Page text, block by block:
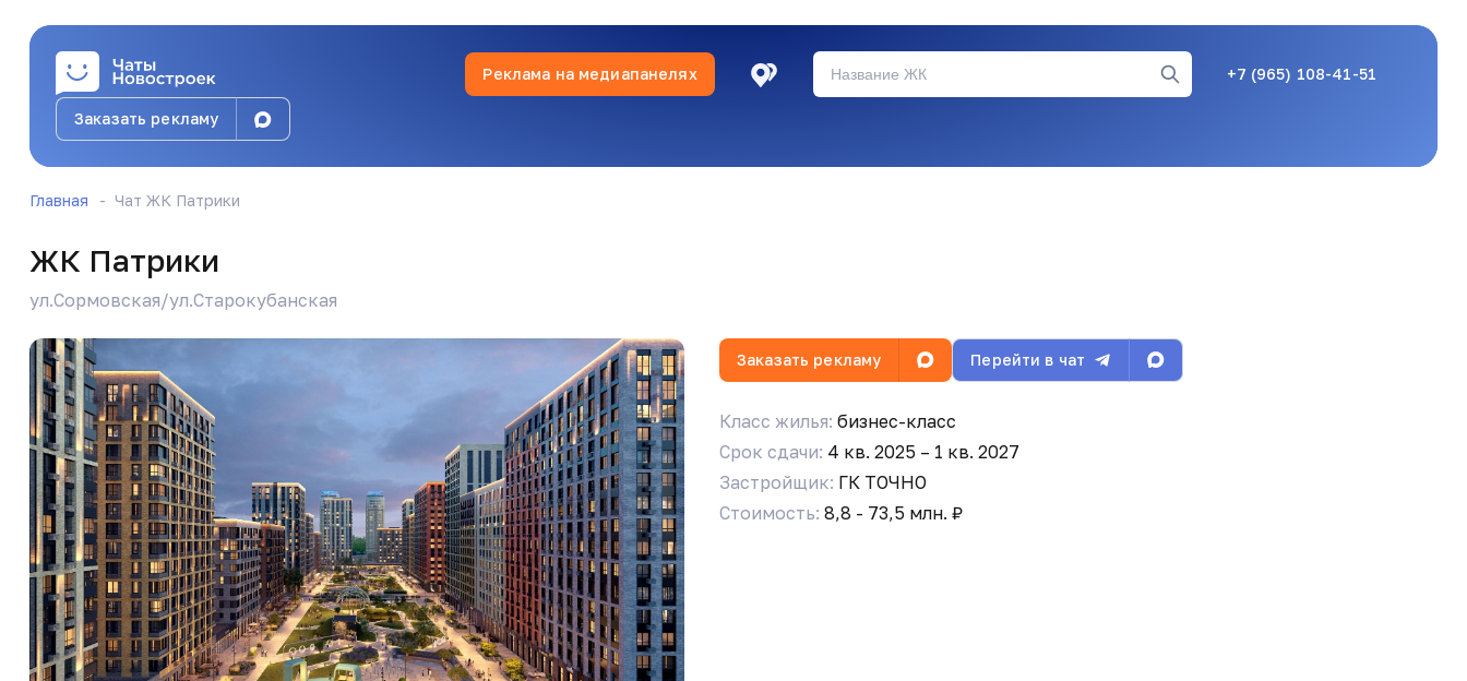
Реклама на медиапанелях +7 (965) 108-41-51
Заказать рекламу
Главная Чат ЖК Патрики
ЖК Патрики
ул.Сормовская/ул.Старокубанская
Заказать рекламу Перейти в чат
Класс жилья: бизнес-класс
Срок сдачи: 4 кв. 2025 – 1 кв. 2027
Застройщик: ГК ТОЧНО
Стоимость: 8,8 - 73,5 млн. ₽